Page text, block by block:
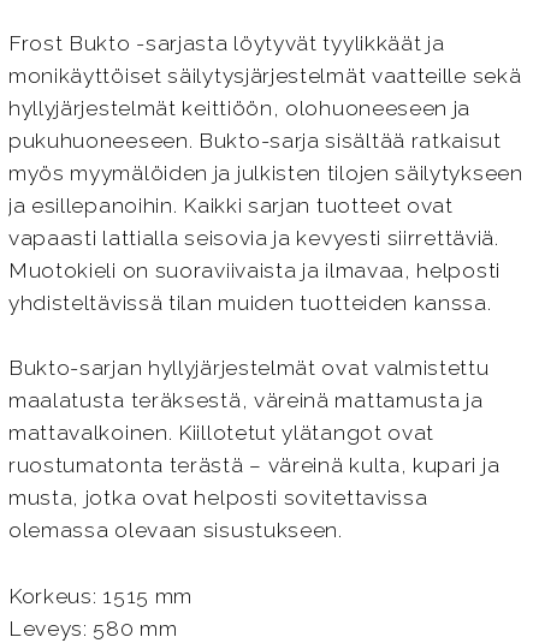
Frost Bukto -sarjasta löytyvät tyylikkäät ja
monikäyttöiset säilytysjärjestelmät vaatteille sekä
hyllyjärjestelmät keittiöön, olohuoneeseen ja
pukuhuoneeseen. Bukto-sarja sisältää ratkaisut
myös myymälöiden ja julkisten tilojen säilytykseen
ja esillepanoihin. Kaikki sarjan tuotteet ovat
vapaasti lattialla seisovia ja kevyesti siirrettäviä.
Muotokieli on suoraviivaista ja ilmavaa, helposti
yhdisteltävissä tilan muiden tuotteiden kanssa.
Bukto-sarjan hyllyjärjestelmät ovat valmistettu
maalatusta teräksestä, väreinä mattamusta ja
mattavalkoinen. Kiillotetut ylätangot ovat
ruostumatonta terästä – väreinä kulta, kupari ja
musta, jotka ovat helposti sovitettavissa
olemassa olevaan sisustukseen.
Korkeus: 1515 mm
Leveys: 580 mm